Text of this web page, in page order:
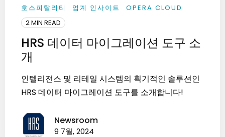
호스피탈리티 업계 인사이트
OPERA CLOUD
2 MIN READ
HRS 데이터 마이그레이션 도구 소
개
인텔리전스 및 리테일 시스템의 획기적인 솔루션인
HRS 데이터 마이그레이션 도구를 소개합니다!
Newsroom
9 7월, 2024